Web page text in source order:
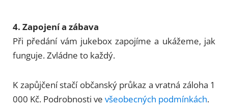
4. Zapojení a zábava
Při předání vám jukebox zapojíme a ukážeme, jak
funguje. Zvládne to každý.
K zapůjčení stačí občanský průkaz a vratná záloha 1
000 Kč. Podrobnosti ve všeobecných podmínkách.